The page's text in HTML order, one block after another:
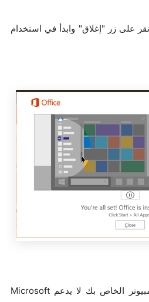
على زر "إغلاق" وابدأ في استخدام
ومع ذلك، إذا كان جهاز الكمبيوتر الخاص بك لا يدعم Microsoft